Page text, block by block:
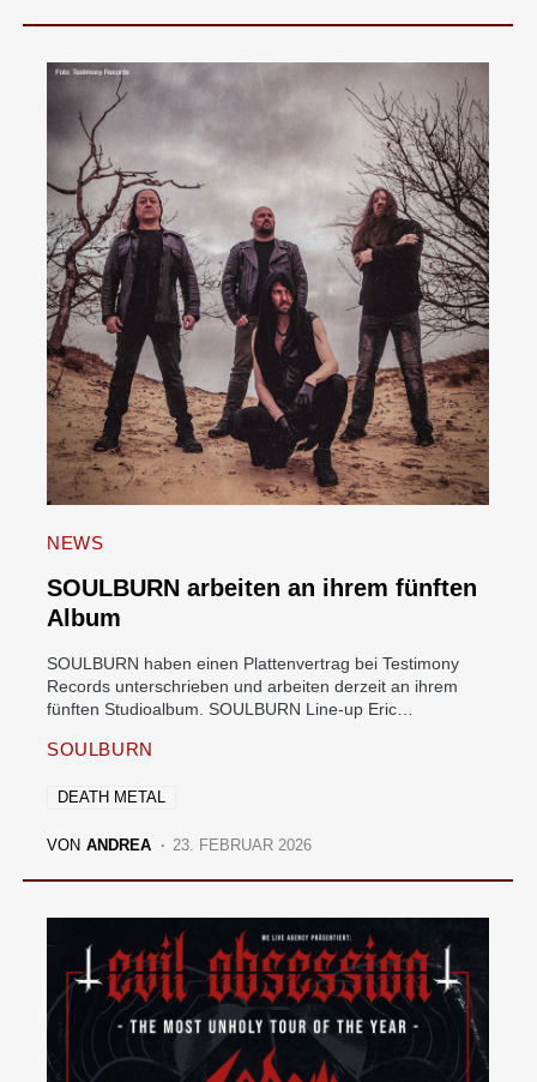
NEWS
SOULBURN arbeiten an ihrem fünften
Album
SOULBURN haben einen Plattenvertrag bei Testimony
Records unterschrieben und arbeiten derzeit an ihrem
fünften Studioalbum. SOULBURN Line-up Eric…
SOULBURN
DEATH METAL
VON ANDREA 23. FEBRUAR 2026